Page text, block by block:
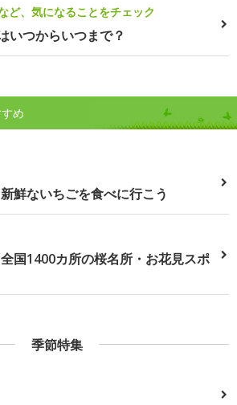
ど、気になることをチェック
いつからいつまで？
め
鮮ないちごを食べに行こう
国1400カ所の桜名所・お花見スポ
季節特集